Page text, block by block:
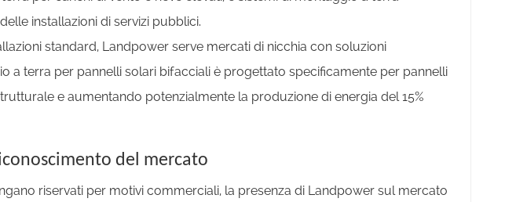
installazioni di servizi pubblici.
standard, Landpower serve mercati di nicchia con soluzioni
a terra per pannelli solari bifacciali è progettato specificamente per pannelli
e aumentando potenzialmente la produzione di energia del 15%
del mercato
riservati per motivi commerciali, la presenza di Landpower sul mercato